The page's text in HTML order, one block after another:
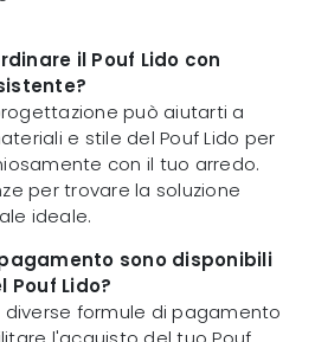
il Pouf Lido con
può aiutarti a
e stile del Pouf Lido per
con il tuo arredo.
per trovare la soluzione
ideale.
sono disponibili
Lido?
diverse formule di pagamento